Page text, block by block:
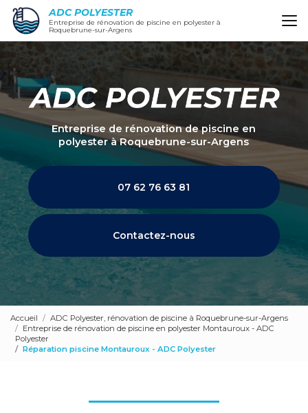
Aller
contenu
principal
ADC POLYESTER
Entreprise de rénovation de piscine en polyester à
Roquebrune-sur-Argens
Entreprise de rénovation de piscine en
polyesterà Roquebrune-sur-Argens
07 62 76 63 81
Contactez-nous
Accueil
ADC Polyester, rénovation de piscine à Roquebrune-sur-Argens
Entreprise de rénovation de piscine en polyester Montauroux - ADC
Polyester
Réparation piscine Montauroux - ADC Polyester